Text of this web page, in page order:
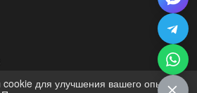
для улучшения вашего опыта на